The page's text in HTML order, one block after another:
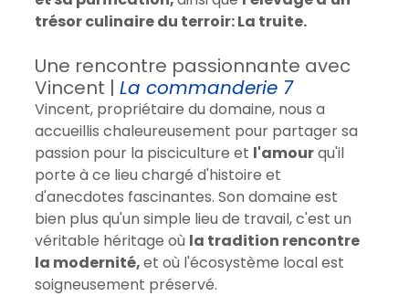
trésor culinaire du terroir: La truite.
Une rencontre passionnante avec
Vincent | La commanderie 7
Vincent, propriétaire du domaine, nous a
accueillis chaleureusement pour partager sa
passion pour la pisciculture et l'amour qu'il
porte à ce lieu chargé d'histoire et
d'anecdotes fascinantes. Son domaine est
bien plus qu'un simple lieu de travail, c'est un
véritable héritage où la tradition rencontre
la modernité, et où l'écosystème local est
soigneusement préservé.